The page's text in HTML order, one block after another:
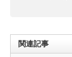
関連記事